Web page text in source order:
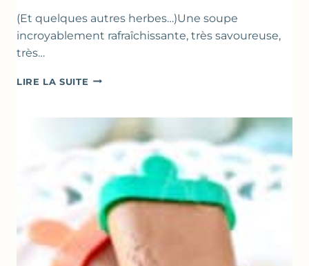
(Et quelques autres herbes…)Une soupe
incroyablement rafraîchissante, très savoureuse,
très…
LIRE LA SUITE SOUPE
COURGETTES
AU
CITRON
BASILIC